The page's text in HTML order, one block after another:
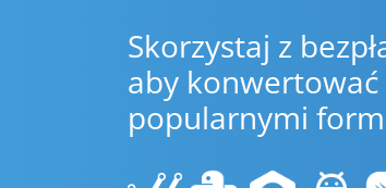
Skorzystaj z
aby konwertować
popularnymi